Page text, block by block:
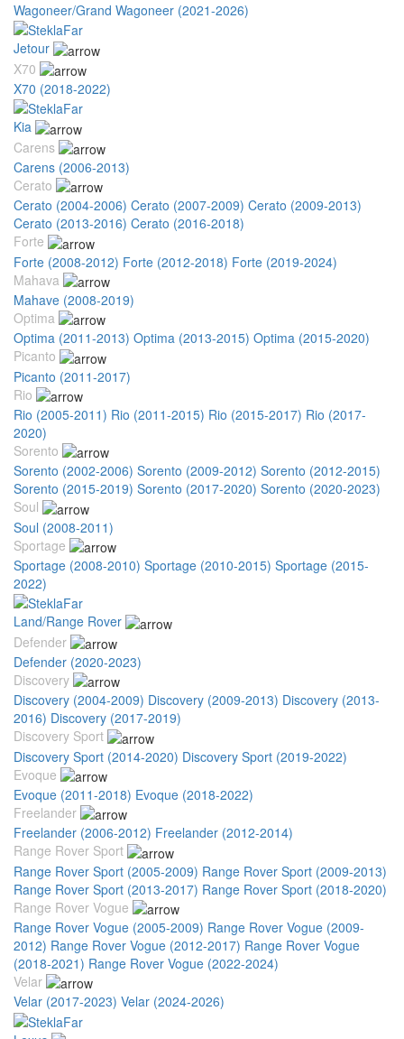
Wagoneer/Grand Wagoneer (2021-2026)
Jetour
X70
X70 (2018-2022)
Kia
Carens
Carens (2006-2013)
Cerato
Cerato (2004-2006) Cerato (2007-2009) Cerato (2009-2013)
Cerato (2013-2016) Cerato (2016-2018)
Forte
Forte (2008-2012) Forte (2012-2018) Forte (2019-2024)
Mahava
Mahave (2008-2019)
Optima
Optima (2011-2013) Optima (2013-2015) Optima (2015-2020)
Picanto
Picanto (2011-2017)
Rio
Rio (2005-2011) Rio (2011-2015) Rio (2015-2017) Rio (2017-
2020)
Sorento
Sorento (2002-2006) Sorento (2009-2012) Sorento (2012-2015)
Sorento (2015-2019) Sorento (2017-2020) Sorento (2020-2023)
Soul
Soul (2008-2011)
Sportage
Sportage (2008-2010) Sportage (2010-2015) Sportage (2015-
2022)
Land/Range Rover
Defender
Defender (2020-2023)
Discovery
Discovery (2004-2009) Discovery (2009-2013) Discovery (2013-
2016) Discovery (2017-2019)
Discovery Sport
Discovery Sport (2014-2020) Discovery Sport (2019-2022)
Evoque
Evoque (2011-2018) Evoque (2018-2022)
Freelander
Freelander (2006-2012) Freelander (2012-2014)
Range Rover Sport
Range Rover Sport (2005-2009) Range Rover Sport (2009-2013)
Range Rover Sport (2013-2017) Range Rover Sport (2018-2020)
Range Rover Vogue
Range Rover Vogue (2005-2009) Range Rover Vogue (2009-
2012) Range Rover Vogue (2012-2017) Range Rover Vogue
(2018-2021) Range Rover Vogue (2022-2024)
Velar
Velar (2017-2023) Velar (2024-2026)